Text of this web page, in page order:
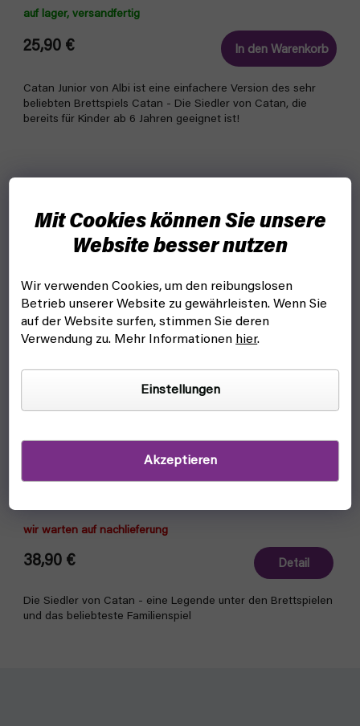
Mit Cookies können Sie unsere
Website besser nutzen
Wir verwenden Cookies, um den reibungslosen
Betrieb unserer Website zu gewährleisten. Wenn Sie
auf der Website surfen, stimmen Sie deren
Verwendung zu. Mehr Informationen hier.
Einstellungen
Akzeptieren
auf lager, versandfertig
25,90 € In den Warenkorb
Catan Junior von Albi ist eine einfachere Version des sehr
beliebten Brettspiels Catan - Die Siedler von Catan, die
bereits für Kinder ab 6 Jahren geeignet ist!
wir warten auf nachlieferung
38,90 € Detail
Die Siedler von Catan - eine Legende unter den Brettspielen
und das beliebteste Familienspiel